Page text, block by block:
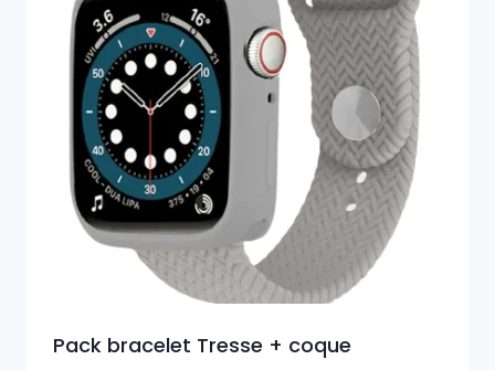
Pack bracelet Tresse + coque